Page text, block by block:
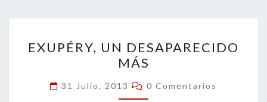
UN
DESAPARECIDO
MÁS
EXUPÉRY, UN DESAPARECIDO
MÁS
31 Julio, 2013 Comentarios
0 Comentarios